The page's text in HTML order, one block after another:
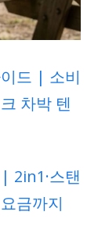
드 | 소비
차박 텐
2in1·스탠
금까지